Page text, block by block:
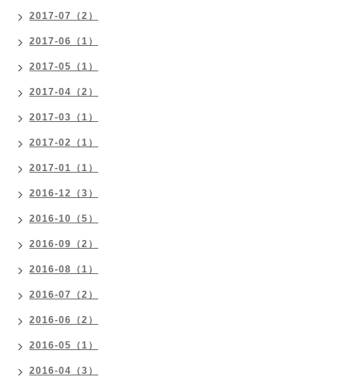
2017-07（2）
2017-06（1）
2017-05（1）
2017-04（2）
2017-03（1）
2017-02（1）
2017-01（1）
2016-12（3）
2016-10（5）
2016-09（2）
2016-08（1）
2016-07（2）
2016-06（2）
2016-05（1）
2016-04（3）